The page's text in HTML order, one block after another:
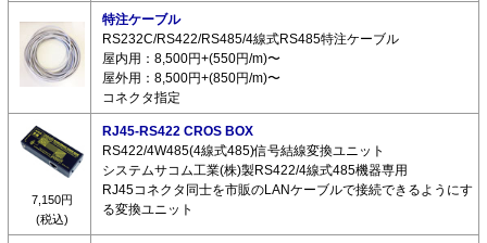
特注ケーブル
RS232C/RS422/RS485/4線式RS485特注ケーブル
屋内用：8,500円+(550円/m)〜
屋外用：8,500円+(850円/m)〜
コネクタ指定
7,150円
(税込)
RJ45-RS422 CROS BOX
RS422/4W485(4線式485)信号結線変換ユニット
システムサコム工業(株)製RS422/4線式485機器専用
RJ45コネクタ同士を市販のLANケーブルで接続できるようにす
る変換ユニット